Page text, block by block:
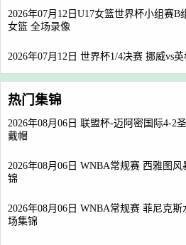
2026年07月12日U17女篮世界杯小组赛
女篮 全场录像
2026年07月12日 世界杯1/4决赛 挪威vs
热门集锦
2026年08月06日 联盟杯-迈阿密国际4-2
戴帽
2026年08月06日 WNBA常规赛 西雅图
锦
2026年08月06日 WNBA常规赛 菲尼克
场集锦